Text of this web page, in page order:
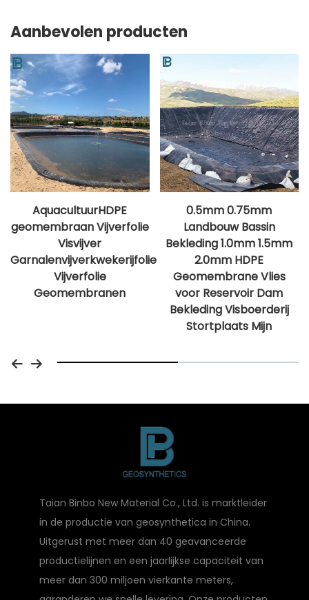
Aanbevolen producten
AquacultuurHDPE
geomembraan Vijverfolie
Visvijver
Garnalenvijverkwekerijfolie
Vijverfolie
Geomembranen
0.5mm 0.75mm
Landbouw Bassin
Bekleding 1.0mm 1.5mm
2.0mm HDPE
Geomembrane Vlies
voor Reservoir Dam
Bekleding Visboerderij
Stortplaats Mijn
Taian Binbo New Material Co., Ltd. is marktleider
in de productie van geosynthetica in China.
Uitgerust met meer dan 40 geavanceerde
productielijnen en een jaarlijkse capaciteit van
meer dan 300 miljoen vierkante meters,